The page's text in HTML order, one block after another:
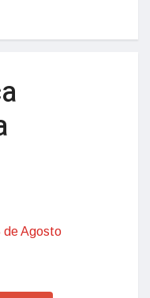
de Agosto